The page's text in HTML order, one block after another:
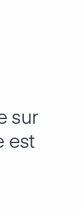
sur
est